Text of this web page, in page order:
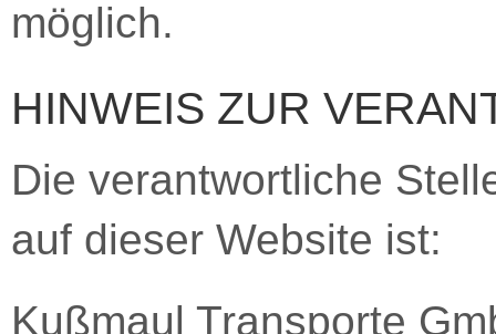
möglich.
HINWEIS ZUR
Die verantwortliche
auf dieser Website ist:
Kußmaul Transporte